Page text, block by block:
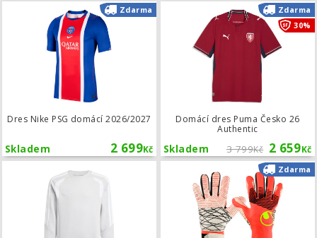
Dres Nike PSG domácí 2026/2027
2 699Kč
Skladem
Zdarma Dres Nike PSG domácí 2026/2027
Domácí dres Puma Česko 26
Authentic
3 799Kč 2 659Kč
Skladem
Zdarma
30%
Dětská mikina adidas Tiro 26Zdarma